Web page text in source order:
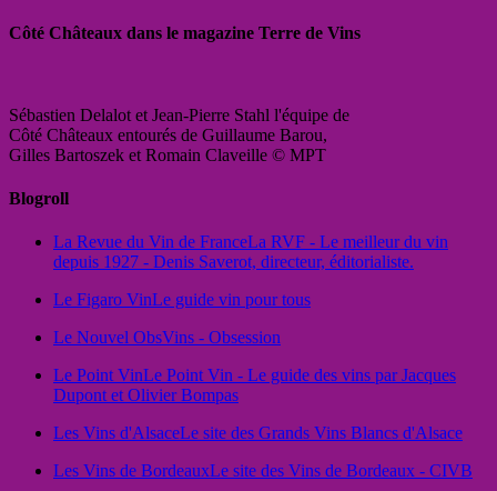
Côté Châteaux dans le magazine Terre de Vins
Sébastien Delalot et Jean-Pierre Stahl l'équipe de
Côté Châteaux entourés de Guillaume Barou,
Gilles Bartoszek et Romain Claveille © MPT
Blogroll
La Revue du Vin de FranceLa RVF - Le meilleur du vin
depuis 1927 - Denis Saverot, directeur, éditorialiste.
Le Figaro VinLe guide vin pour tous
Le Nouvel ObsVins - Obsession
Le Point VinLe Point Vin - Le guide des vins par Jacques
Dupont et Olivier Bompas
Les Vins d'AlsaceLe site des Grands Vins Blancs d'Alsace
Les Vins de BordeauxLe site des Vins de Bordeaux - CIVB